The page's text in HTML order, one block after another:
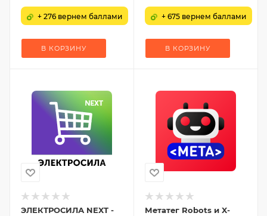
+ 276 вернем баллами
В КОРЗИНУ
+ 675 вернем баллами
В КОРЗИНУ
ЭЛЕКТРОСИЛА NEXT -
Метатег Robots и X-